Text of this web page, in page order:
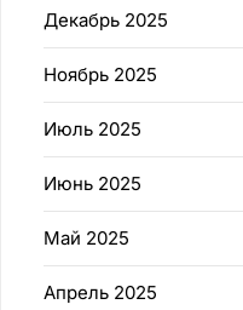
Декабрь 2025
Ноябрь 2025
Июль 2025
Июнь 2025
Май 2025
Апрель 2025